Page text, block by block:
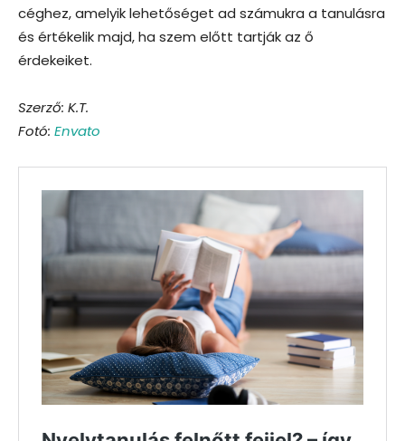
céghez, amelyik lehetőséget ad számukra a tanulásra
és értékelik majd, ha szem előtt tartják az ő
érdekeiket.
Szerző: K.T.
Fotó: Envato